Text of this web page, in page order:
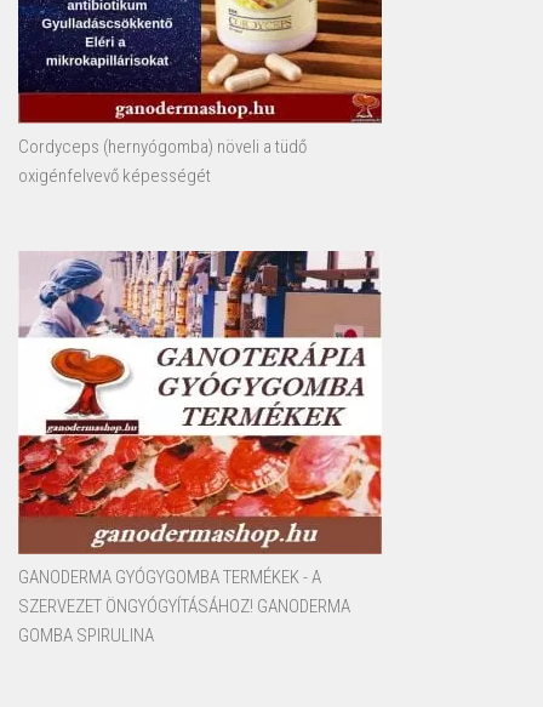
Cordyceps (hernyógomba) növeli a tüdő
oxigénfelvevő képességét
GANODERMA GYÓGYGOMBA TERMÉKEK - A
SZERVEZET ÖNGYÓGYÍTÁSÁHOZ! GANODERMA
GOMBA SPIRULINA